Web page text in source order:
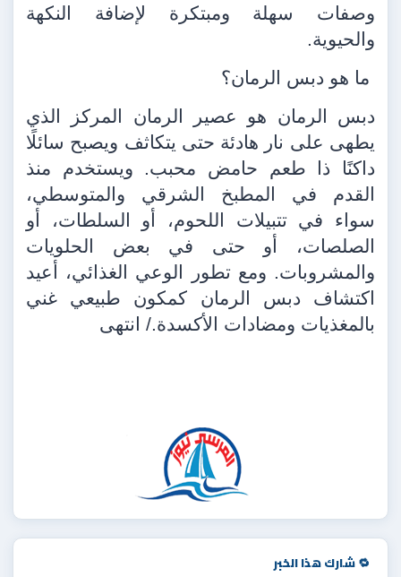
وصفات سهلة ومبتكرة لإضافة النكهة
والحيوية.
ما هو دبس الرمان؟
دبس الرمان هو عصير الرمان المركز الذي
يطهى على نار هادئة حتى يتكاثف ويصبح سائلًا
داكنًا ذا طعم حامض محبب. ويستخدم منذ
القدم في المطبخ الشرقي والمتوسطي،
سواء في تتبيلات اللحوم، أو السلطات، أو
الصلصات، أو حتى في بعض الحلويات
والمشروبات. ومع تطور الوعي الغذائي، أعيد
اكتشاف دبس الرمان كمكون طبيعي غني
بالمغذيات ومضادات الأكسدة./ انتهى
🔁 شارك هذا الخبر